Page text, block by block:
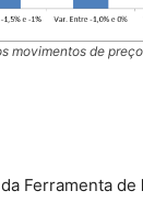
movimentos de
Ferramenta de